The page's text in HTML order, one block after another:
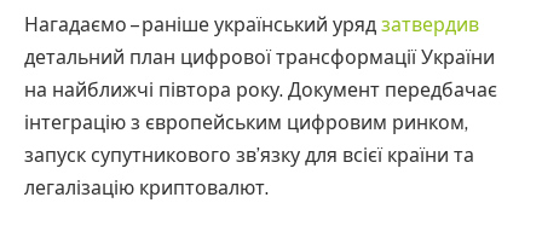
Нагадаємо – раніше український уряд затвердив
детальний план цифрової трансформації України
на найближчі півтора року. Документ передбачає
інтеграцію з європейським цифровим ринком,
запуск супутникового зв’язку для всієї країни та
легалізацію криптовалют.